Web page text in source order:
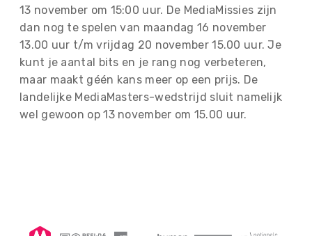
13 november om 15:00 uur. De MediaMissies zijn
dan nog te spelen van maandag 16 november
13.00 uur t/m vrijdag 20 november 15.00 uur. Je
kunt je aantal bits en je rang nog verbeteren,
maar maakt géén kans meer op een prijs. De
landelijke MediaMasters-wedstrijd sluit namelijk
wel gewoon op 13 november om 15.00 uur.